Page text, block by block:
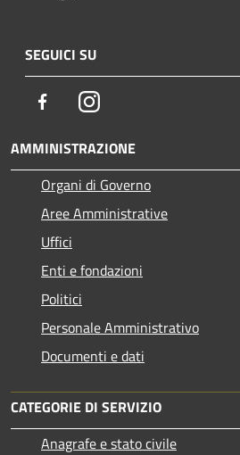
SEGUICI SU
FacebookInstagram
AMMINISTRAZIONE
Organi di Governo
Aree Amministrative
Uffici
Enti e fondazioni
Politici
Personale Amministrativo
Documenti e dati
CATEGORIE DI SERVIZIO
Anagrafe e stato civile